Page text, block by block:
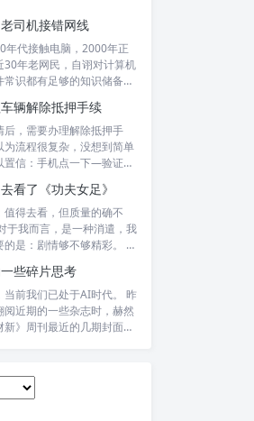
司机接错网线
年代接触电脑，2000年正
30年老网民，自诩对计算机
常识都有足够的知识储备，
辆解除抵押手续
后，需要办理解除抵押手
为流程很复杂，没想到简单
置信：手机点一下—验证头
看了《功夫女足》
值得去看，但质量的确不
于我而言，是一种消遣，我
的是：剧情够不够精彩。 比
些碎片思考
当前我们已处于AI时代。 昨
阅近期的一些杂志时，赫然
新》周刊最近的几期封面报